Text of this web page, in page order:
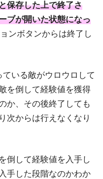
保存した上で終了さ
ブが開いた状態になっ
ンボタンからは終了し
いる敵がウロウロして
を倒して経験値を獲得
か、その後終了しても
次からは行えなくなり
倒して経験値を入手し
手した段階なのかわか